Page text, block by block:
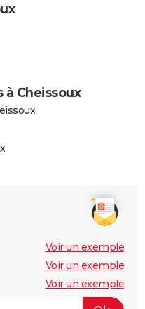
Cheissoux
Voir un exemple
Voir un exemple
Voir un exemple